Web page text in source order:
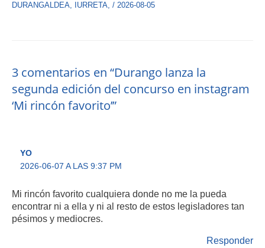
DURANGALDEA, IURRETA, / 2026-08-05
3 comentarios en “Durango lanza la
segunda edición del concurso en instagram
‘Mi rincón favorito’”
YO
2026-06-07 A LAS 9:37 PM
Mi rincón favorito cualquiera donde no me la pueda
encontrar ni a ella y ni al resto de estos legisladores tan
pésimos y mediocres.
Responder